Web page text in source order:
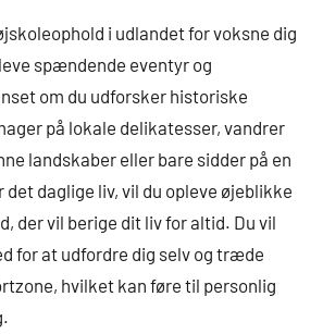
i udlandet for voksne dig
spændende eventyr og
om du udforsker historiske
på lokale delikatesser, vandrer
landskaber eller bare sidder på en
det daglige liv, vil du opleve øjeblikke
der vil berige dit liv for altid. Du vil
for at udfordre dig selv og træde
hvilket kan føre til personlig